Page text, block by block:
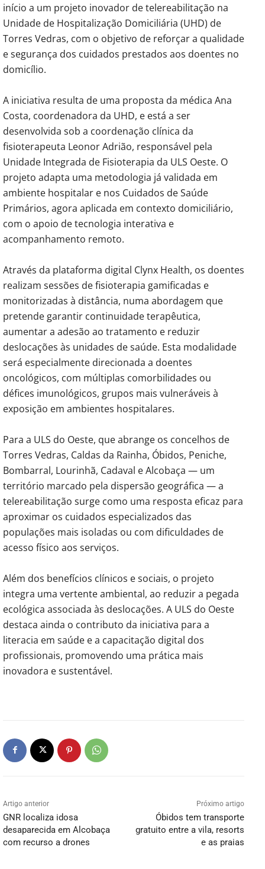
início a um projeto inovador de telereabilitação na
Unidade de Hospitalização Domiciliária (UHD) de
Torres Vedras, com o objetivo de reforçar a qualidade
e segurança dos cuidados prestados aos doentes no
domicílio.
A iniciativa resulta de uma proposta da médica Ana
Costa, coordenadora da UHD, e está a ser
desenvolvida sob a coordenação clínica da
fisioterapeuta Leonor Adrião, responsável pela
Unidade Integrada de Fisioterapia da ULS Oeste. O
projeto adapta uma metodologia já validada em
ambiente hospitalar e nos Cuidados de Saúde
Primários, agora aplicada em contexto domiciliário,
com o apoio de tecnologia interativa e
acompanhamento remoto.
Através da plataforma digital Clynx Health, os doentes
realizam sessões de fisioterapia gamificadas e
monitorizadas à distância, numa abordagem que
pretende garantir continuidade terapêutica,
aumentar a adesão ao tratamento e reduzir
deslocações às unidades de saúde. Esta modalidade
será especialmente direcionada a doentes
oncológicos, com múltiplas comorbilidades ou
défices imunológicos, grupos mais vulneráveis à
exposição em ambientes hospitalares.
Para a ULS do Oeste, que abrange os concelhos de
Torres Vedras, Caldas da Rainha, Óbidos, Peniche,
Bombarral, Lourinhã, Cadaval e Alcobaça — um
território marcado pela dispersão geográfica — a
telereabilitação surge como uma resposta eficaz para
aproximar os cuidados especializados das
populações mais isoladas ou com dificuldades de
acesso físico aos serviços.
Além dos benefícios clínicos e sociais, o projeto
integra uma vertente ambiental, ao reduzir a pegada
ecológica associada às deslocações. A ULS do Oeste
destaca ainda o contributo da iniciativa para a
literacia em saúde e a capacitação digital dos
profissionais, promovendo uma prática mais
inovadora e sustentável.
Artigo anterior
GNR localiza idosa
desaparecida em Alcobaça
com recurso a drones
Próximo artigo
Óbidos tem transporte
gratuito entre a vila, resorts
e as praias